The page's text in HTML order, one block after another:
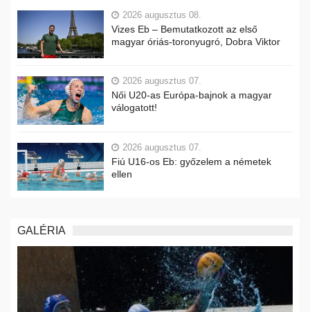
2026 augusztus 08.
Vizes Eb – Bemutatkozott az első
magyar óriás-toronyugró, Dobra Viktor
2026 augusztus 07.
Női U20-as Európa-bajnok a magyar
válogatott!
2026 augusztus 07.
Fiú U16-os Eb: győzelem a németek
ellen
GALÉRIA